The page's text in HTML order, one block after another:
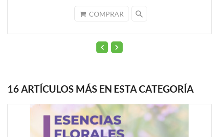
COMPRAR search
16 ARTÍCULOS MÁS EN ESTA CATEGORÍA